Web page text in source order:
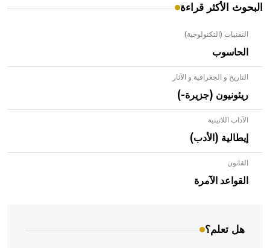
البحوث الأكثر قراءة
التقنيات (التكنولوجية)
الحاسوب
التاريخ و الجغرافية و الآثار
ريئونيون (جزيرة-)
الآداب اللاتينية
إيطالية (الأدب)
القانون
القواعد الآمرة
هل تعلم؟
- هل تعلم أن الأبلق نوع من الفنون الهندسية التي ارتبطت
بالعمارة الإسلامية في بلاد الشام ومصر خاصة، حيث يحرص
المعمار على بناء مداميكه وخاصة في الواجهات